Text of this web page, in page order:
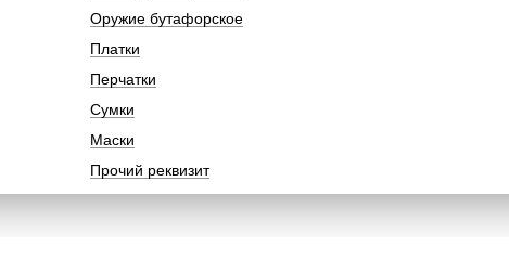
Оружие бутафорское
Платки
Перчатки
Сумки
Маски
Прочий реквизит